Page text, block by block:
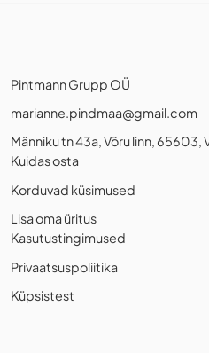
Pintmann Grupp OÜ
marianne.pindmaa@gmail.com
Männiku tn 43a, Võru linn, 65603,
Kuidas osta
Korduvad küsimused
Lisa oma üritus
Kasutustingimused
Privaatsuspoliitika
Küpsistest